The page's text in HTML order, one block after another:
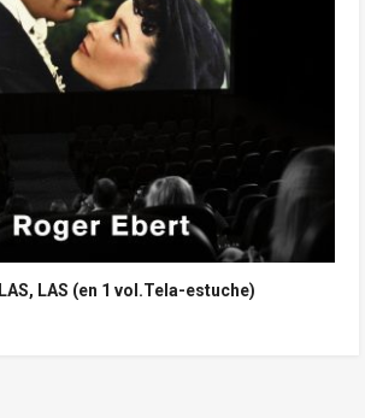
LAS (en 1 vol.Tela-estuche)